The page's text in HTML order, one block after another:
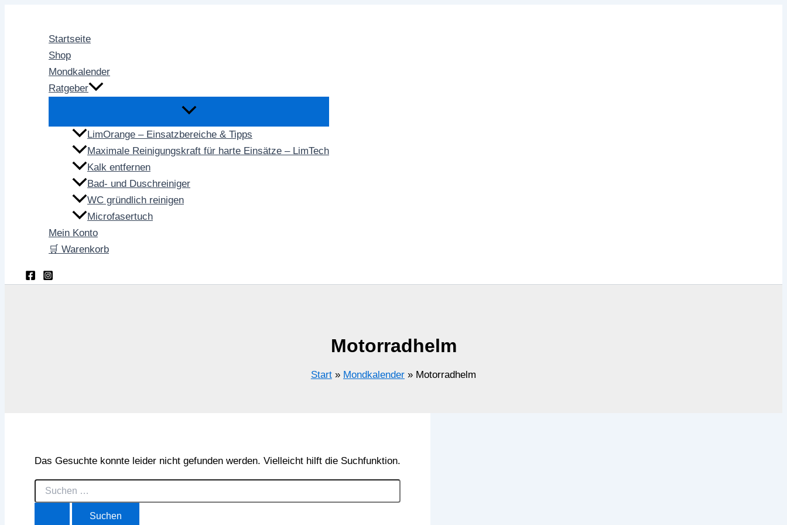
Startseite
Shop
Mondkalender
Ratgeber
LimOrange – Einsatzbereiche & Tipps
Maximale Reinigungskraft für harte Einsätze – LimTech
Kalk entfernen
Bad- und Duschreiniger
WC gründlich reinigen
Microfasertuch
Mein Konto
🛒 Warenkorb
Motorradhelm
Start Mondkalender Motorradhelm
Das Gesuchte konnte leider nicht gefunden werden. Vielleicht hilft die Suchfunktion.
Suchen
nach: